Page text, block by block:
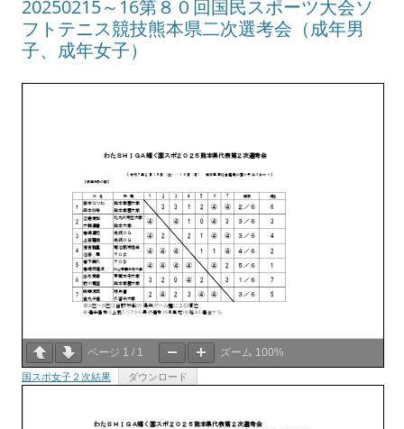
20250215～16第８０回国民スポーツ大会ソ
フトテニス競技熊本県二次選考会（成年男
子、成年女子）
ページ 1 / 1 ズーム 100%
国スポ女子２次結果 ダウンロード